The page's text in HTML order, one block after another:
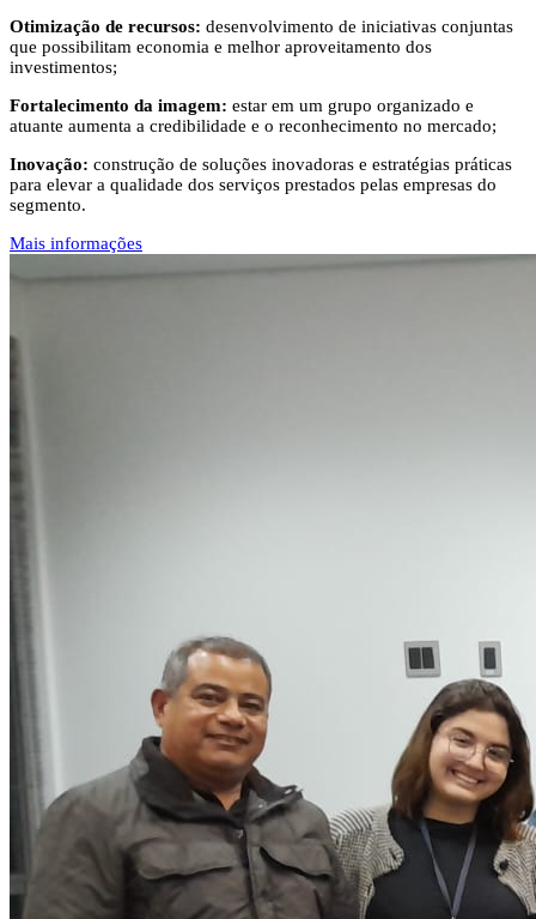
Otimização de recursos: desenvolvimento de iniciativas conjuntas
que possibilitam economia e melhor aproveitamento dos
investimentos;
Fortalecimento da imagem: estar em um grupo organizado e
atuante aumenta a credibilidade e o reconhecimento no mercado;
Inovação: construção de soluções inovadoras e estratégias práticas
para elevar a qualidade dos serviços prestados pelas empresas do
segmento.
Mais informações